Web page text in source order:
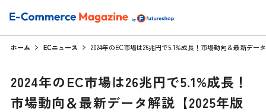
ホーム ECニュース 2024年のEC市場は26兆円で5.1%成長！市場動向＆最新デー
2024年のEC市場は26兆円で5.1%成長！
市場動向＆最新データ解説【2025年版